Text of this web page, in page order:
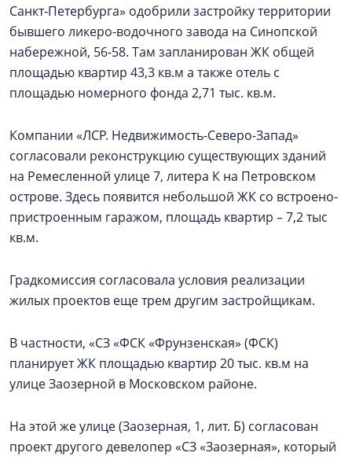
Санкт‑Петербурга» одобрили застройку территории
бывшего ликеро-водочного завода на Синопской
набережной, 56-58. Там запланирован ЖК общей
площадью квартир 43,3 кв.м а также отель с
площадью номерного фонда 2,71 тыс. кв.м.
Компании «ЛСР. Недвижимость-Северо-Запад»
согласовали реконструкцию существующих зданий
на Ремесленной улице 7, литера К на Петровском
острове. Здесь появится небольшой ЖК со встроено-
пристроенным гаражом, площадь квартир – 7,2 тыс
кв.м.
Градкомиссия согласовала условия реализации
жилых проектов еще трем другим застройщикам.
В частности, «СЗ «ФСК «Фрунзенская» (ФСК)
планирует ЖК площадью квартир 20 тыс. кв.м на
улице Заозерной в Московском районе.
На этой же улице (Заозерная, 1, лит. Б) согласован
проект другого девелопер «СЗ «Заозерная», который